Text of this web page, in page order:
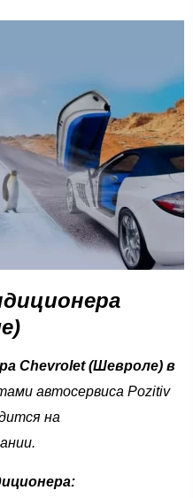
Chevrolet (Шевроле) в
автосервиса Pozitiv
на